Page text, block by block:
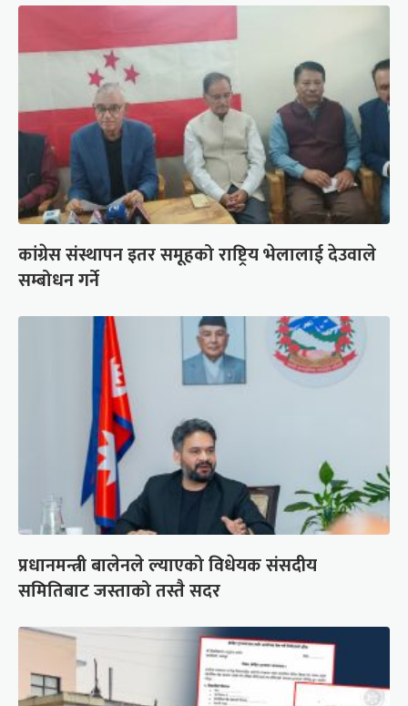
कांग्रेस संस्थापन इतर समूहको राष्ट्रिय भेलालाई देउवाले
सम्बोधन गर्ने
प्रधानमन्त्री बालेनले ल्याएको विधेयक संसदीय
समितिबाट जस्ताको तस्तै सदर